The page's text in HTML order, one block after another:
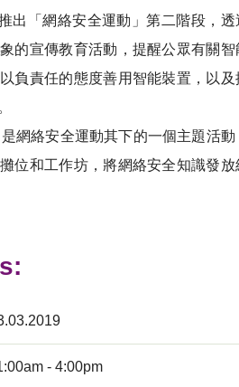
出「網絡安全運動」第二階段，透
的宣傳教育活動，提醒公眾有關智
負責任的態度善用智能裝置，以及
是網絡安全運動其下的一個主題活動
位和工作坊，將網絡安全知識發放
- 4:00pm